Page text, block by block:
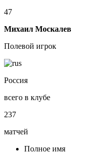
47
Михаил Москалев
Полевой игрок
Россия
всего в клубе
237
матчей
Полное имя